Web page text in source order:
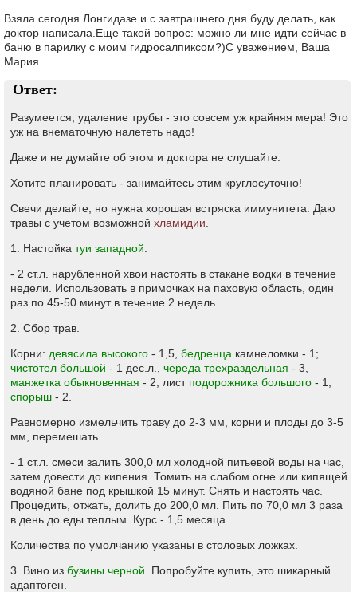
Взяла сегодня Лонгидазе и с завтрашнего дня буду делать, как
доктор написала.Еще такой вопрос: можно ли мне идти сейчас в
баню в парилку с моим гидросалпиксом?)С уважением, Ваша
Мария.
Ответ:
Разумеется, удаление трубы - это совсем уж крайняя мера! Это
уж на внематочную налететь надо!
Даже и не думайте об этом и доктора не слушайте.
Хотите планировать - занимайтесь этим круглосуточно!
Свечи делайте, но нужна хорошая встряска иммунитета. Даю
травы с учетом возможной хламидии
1. Настойка туи западной
- 2 ст.л. нарубленной хвои настоять в стакане водки в течение
недели. Использовать в примочках на паховую область, один
раз по 45-50 минут в течение 2 недель.
2. Сбор трав.
Корни: девясила высокого - 1,5, бедренца камнеломки - 1;
чистотел большой - 1 дес.л., череда трехраздельная - 3,
манжетка обыкновенная - 2, лист подорожника большого - 1,
спорыш - 2.
Равномерно измельчить траву до 2-3 мм, корни и плоды до 3-5
мм, перемешать.
- 1 ст.л. смеси залить 300,0 мл холодной питьевой воды на час,
затем довести до кипения. Томить на слабом огне или кипящей
водяной бане под крышкой 15 минут. Снять и настоять час.
Процедить, отжать, долить до 200,0 мл. Пить по 70,0 мл 3 раза
в день до еды теплым. Курс - 1,5 месяца.
Количества по умолчанию указаны в столовых ложках.
3. Вино из бузины черной . Попробуйте купить, это шикарный
адаптоген.